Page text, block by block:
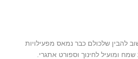
להבין שלכולם כבר נמאס מפעילויות
ומועיל לחינוך וספורט אתגרי.